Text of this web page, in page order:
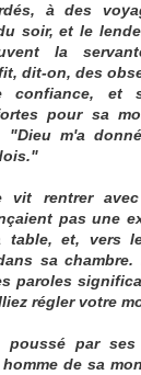
à des
soir, et le
la
dit-on, des
et
pour sa
"Dieu m'a
vit rentrer
pas une
table, et, vers
sa chambre.
paroles
régler votre
poussé par ses
de sa